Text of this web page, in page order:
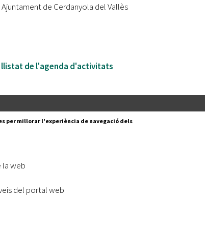
Ajuntament de Cerdanyola del Vallès
de l'agenda d'activitats
s/n
Segueix-nos a:
per millorar l'experiència de navegació dels
la web
del portal web